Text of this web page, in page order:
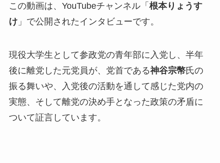
この動画は、YouTubeチャンネル「 根本りょうす
け」で公開されたインタビューです。
現役大学生として参政党の青年部に入党し、半年
後に離党した元党員が、党首である神谷宗幣氏の
振る舞いや、入党後の活動を通して感じた党内の
実態、そして離党の決め手となった政策の矛盾に
ついて証言しています。